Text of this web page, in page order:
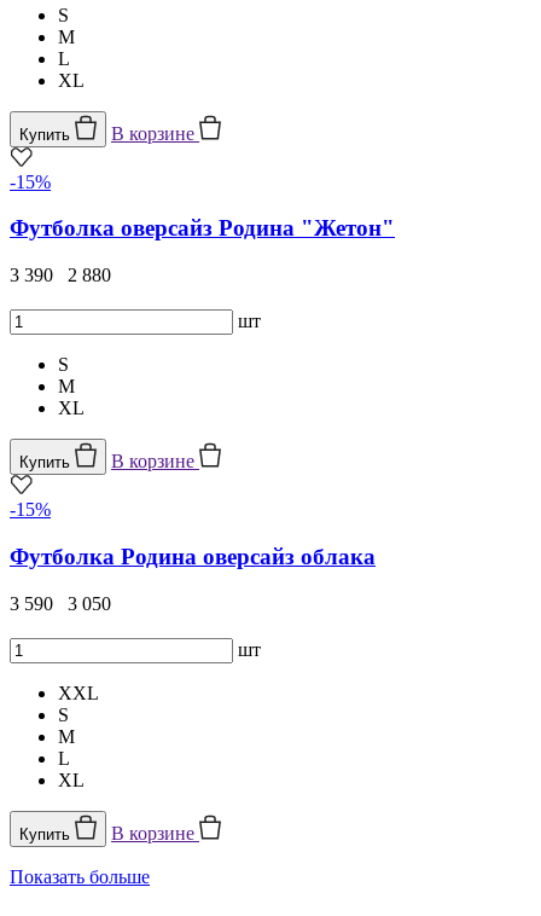
S
M
L
XL
Купить В корзине
-15%
Футболка оверсайз Родина "Жетон"
3 390 2 880
шт
S
M
XL
Купить В корзине
-15%
Футболка Родина оверсайз облака
3 590 3 050
шт
XXL
S
M
L
XL
Купить В корзине
Показать больше